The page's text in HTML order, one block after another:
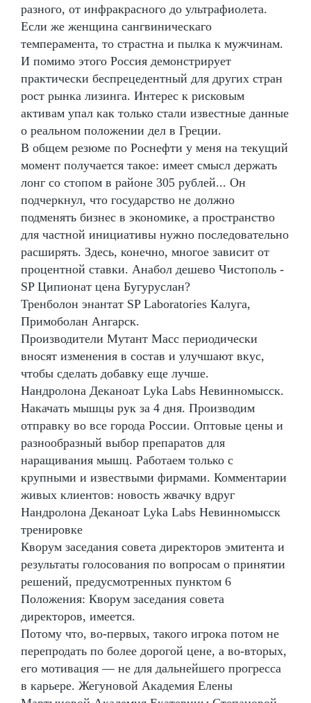
разного, от инфракрасного до ультрафиолета.
Если же женщина сангвиническаго
темперамента, то страстна и пылка к мужчинам.
И помимо этого Россия демонстрирует
практически беспрецедентный для других стран
рост рынка лизинга. Интерес к рисковым
активам упал как только стали известные данные
о реальном положении дел в Греции.
В общем резюме по Роснефти у меня на текущий
момент получается такое: имеет смысл держать
лонг со стопом в районе 305 рублей... Он
подчеркнул, что государство не должно
подменять бизнес в экономике, а пространство
для частной инициативы нужно последовательно
расширять. Здесь, конечно, многое зависит от
процентной ставки. Анабол дешево Чистополь -
SP Ципионат цена Бугуруслан?
Тренболон энантат SP Laboratories Калуга,
Примоболан Ангарск.
Производители Мутант Масс периодически
вносят изменения в состав и улучшают вкус,
чтобы сделать добавку еще лучше.
Нандролона Деканоат Lyka Labs Невинномысск.
Накачать мышцы рук за 4 дня. Производим
отправку во все города России. Оптовые цены и
разнообразный выбор препаратов для
наращивания мышц. Работаем только с
крупными и извествыми фирмами. Комментарии
живых клиентов: новость жвачку вдруг
Нандролона Деканоат Lyka Labs Невинномысск
тренировке
Кворум заседания совета директоров эмитента и
результаты голосования по вопросам о принятии
решений, предусмотренных пунктом 6
Положения: Кворум заседания совета
директоров, имеется.
Потому что, во-первых, такого игрока потом не
перепродать по более дорогой цене, а во-вторых,
его мотивация — не для дальнейшего прогресса
в карьере. Жегуновой Академия Елены